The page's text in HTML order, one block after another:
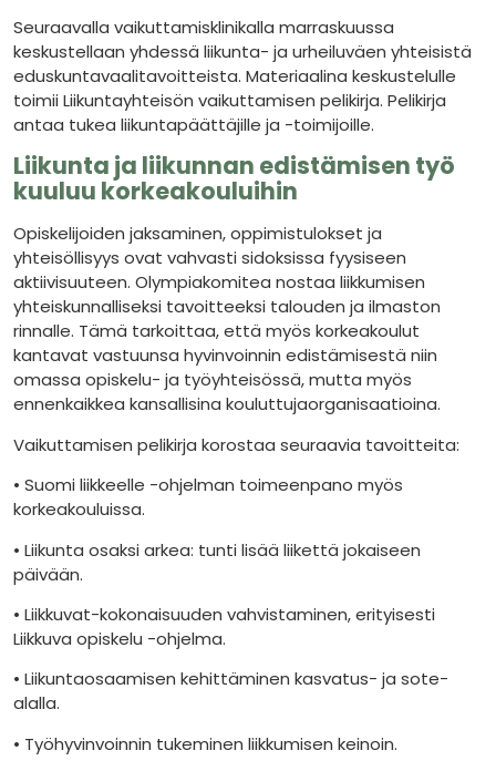
Seuraavalla vaikuttamisklinikalla marraskuussa
keskustellaan yhdessä liikunta- ja urheiluväen yhteisistä
eduskuntavaalitavoitteista. Materiaalina keskustelulle
toimii Liikuntayhteisön vaikuttamisen pelikirja. Pelikirja
antaa tukea liikuntapäättäjille ja -toimijoille.
Liikunta ja liikunnan edistämisen työ
kuuluu korkeakouluihin
Opiskelijoiden jaksaminen, oppimistulokset ja
yhteisöllisyys ovat vahvasti sidoksissa fyysiseen
aktiivisuuteen. Olympiakomitea nostaa liikkumisen
yhteiskunnalliseksi tavoitteeksi talouden ja ilmaston
rinnalle. Tämä tarkoittaa, että myös korkeakoulut
kantavat vastuunsa hyvinvoinnin edistämisestä niin
omassa opiskelu- ja työyhteisössä, mutta myös
ennenkaikkea kansallisina kouluttujaorganisaatioina.
Vaikuttamisen pelikirja korostaa seuraavia tavoitteita:
• Suomi liikkeelle -ohjelman toimeenpano myös
korkeakouluissa.
• Liikunta osaksi arkea: tunti lisää liikettä jokaiseen
päivään.
• Liikkuvat-kokonaisuuden vahvistaminen, erityisesti
Liikkuva opiskelu -ohjelma.
• Liikuntaosaamisen kehittäminen kasvatus- ja sote-
alalla.
• Työhyvinvoinnin tukeminen liikkumisen keinoin.